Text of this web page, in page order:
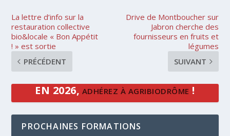
La lettre d’info sur la
restauration collective
bio&locale « Bon Appétit
! » est sortie
PRÉCÉDENT
Drive de Montboucher sur
Jabron cherche des
fournisseurs en fruits et
légumes
SUIVANT
EN 2026, ADHÉREZ À AGRIBIODRÔME !
PROCHAINES FORMATIONS